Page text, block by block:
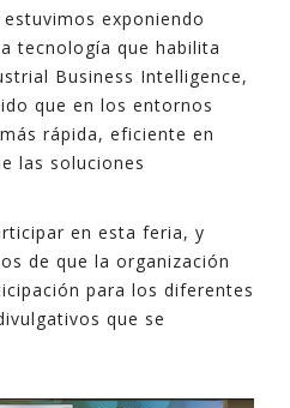
exponiendo
tecnología que habilita
Business Intelligence,
que en los entornos
rápida, eficiente en
las soluciones
en esta feria, y
de que la organización
para los diferentes
que se